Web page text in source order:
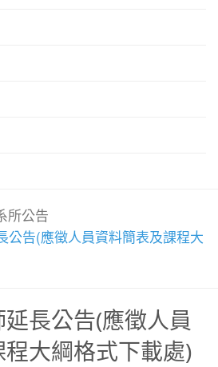
所公告
公告(應徵人員資料簡表及課程大
長公告(應徵人員
大綱格式下載處)